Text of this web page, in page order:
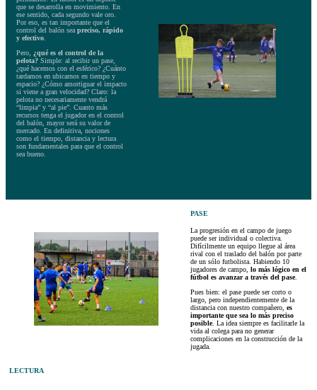
que se desarrolla en movimiento. En
ese sentido, cada segundo vale oro.
Por eso, es tan importante que el
control del balón sea preciso, rápido
y efectivo
Pero, ¿qué es el control de la
pelota? Simple: al recibir un pase,
¿qué hacemos con el esférico? ¿Cuánto
tardamos en ubicarnos en tiempo y
espacio? ¿Cómo amortiguar el impacto
si viene a gran velocidad? Claro: la
pelota no necesariamente vendrá
“limpia” y “al pie”. Cuanto más
recursos tenga el jugador en el control
del balón, mayor será su valor de
mercado. En definitiva, nociones
como el tiempo, distancia y lectura
son fundamentales para que el control
sea bueno.
PASE
La progresión en el campo de juego
puede ser individual o colectiva.
Difícilmente un equipo llegue al área
rival con el traslado del balón por parte
de un sólo futbolista. Habiendo 10
jugadores de campo, lo más lógico en el
fútbol es avanzar a través del pase.
Pues bien: el pase puede ser corto o
largo, pero independientemente de la
distancia con nuestro compañero, es
importante que sea lo más preciso
posible. La idea siempre es facilitarle la
vida al colega para no generar
complicaciones en la construcción de la
jugada.
LECTURA